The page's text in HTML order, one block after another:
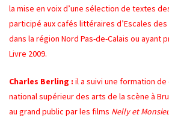
la mise en voix d’une sélection de textes
participé aux cafés littéraires d’Escales
dans la région Nord Pas-de-Calais ou ayant
Livre 2009.
Charles Berling : il a suivi une formation
national supérieur des arts de la scène à
au grand public par les films Nelly et